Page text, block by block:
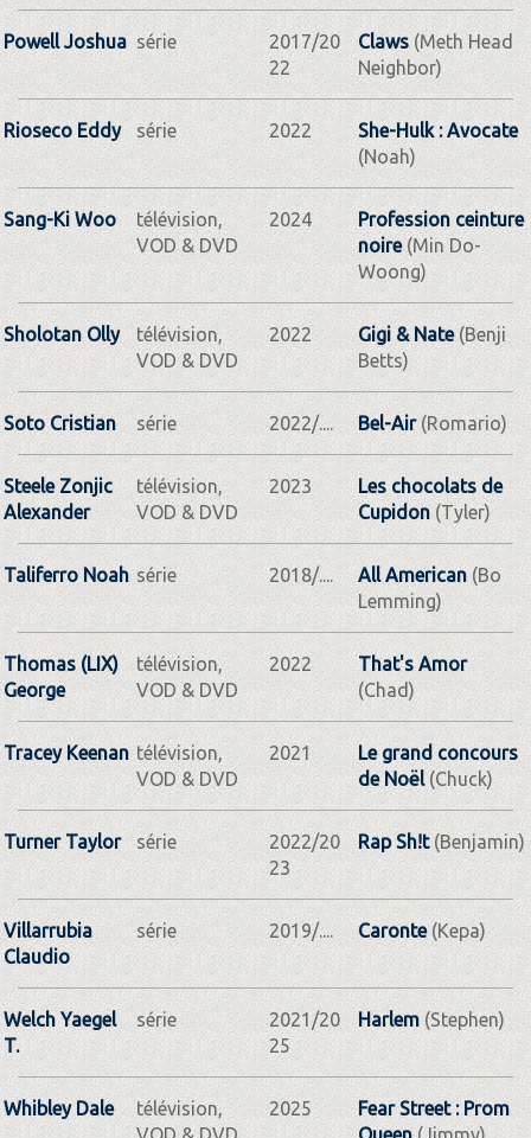
Powell Joshua série
2017/20
22
Claws(Meth Head
Neighbor)
Rioseco Eddy série 2022
She-Hulk : Avocate
(Noah)
Sang-Ki Woo
télévision,
VOD & DVD
2024
Profession ceinture
noire(Min Do-
Woong)
Sholotan Olly
télévision,
VOD & DVD
2022 Gigi & Nate(Benji
Betts)
Soto Cristian série 2022/.... Bel-Air(Romario)
Steele Zonjic
Alexander
télévision,
VOD & DVD
2023
Les chocolats de
Cupidon(Tyler)
Taliferro Noah série 2018/.... All American(Bo
Lemming)
Thomas (LIX)
George
télévision,
VOD & DVD
2022
That's Amor
(Chad)
Tracey Keenan télévision,
VOD & DVD
2021
Le grand concours
de Noël(Chuck)
Turner Taylor série
2022/20
23
Rap Sh!t(Benjamin)
Villarrubia
Claudio
série 2019/.... Caronte(Kepa)
Welch Yaegel
T.
série
2021/20
25
Harlem(Stephen)
Whibley Dale
télévision,
2025
Fear Street : Prom